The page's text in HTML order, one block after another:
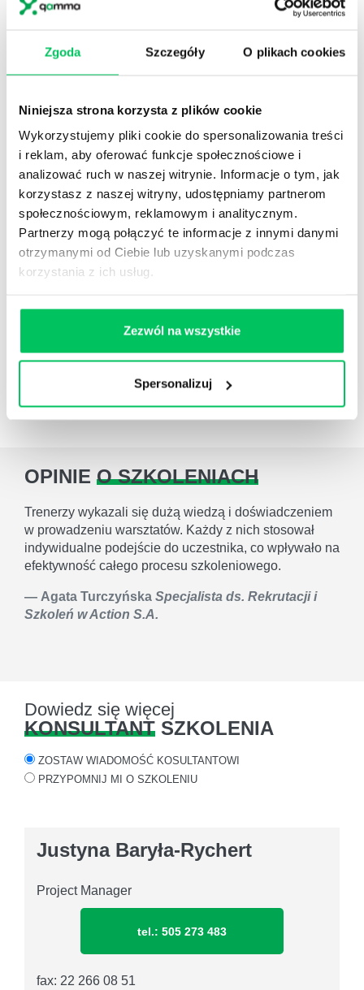
Zgoda Szczegóły O plikach cookies
Niniejsza strona korzysta z plików cookie
Wykorzystujemy pliki cookie do spersonalizowania treści
i reklam, aby oferować funkcje społecznościowe i
analizować ruch w naszej witrynie. Informacje o tym, jak
korzystasz z naszej witryny, udostępniamy partnerom
społecznościowym, reklamowym i analitycznym.
Partnerzy mogą połączyć te informacje z innymi danymi
otrzymanymi od Ciebie lub uzyskanymi podczas
korzystania z ich usług.
Zezwól na wszystkie
Spersonalizuj
dyrektorów,
16%.
3 Pracujemy na poziomiekompetencji(wiem co
i jak mam zrobić),motywacji(wierzę, że
warto),postawy(zamierzam to zrobić) ,
wdrożenia(follow up)
4
Zgodnie z badaniami przeprowadzonymi przez
amerykańskie centrum Center for American
Progress, koszt zastąpienia pracowników
wynosiokoło 16%
zwiększa się do 100%.
Szkolenie związane z:
RODO
Ochrona danych osobowych
Ochrona danych osobowych ustawa
OPINIE O SZKOLENIACH
Trenerzy wykazali się dużą wiedzą i doświadczeniem
w prowadzeniu warsztatów. Każdy z nich stosował
indywidualne podejście do uczestnika, co wpływało na
efektywność całego procesu szkoleniowego.
Agata Turczyńska Specjalista ds. Rekrutacji i
Szkoleń w Action S.A.
Dowiedz się więcej
KONSULTANT SZKOLENIA
ZOSTAW WIADOMOŚĆ KOSULTANTOWI
PRZYPOMNIJ MI O SZKOLENIU
Justyna Baryła-Rychert
Project Manager
tel.: 505 273 483
fax: 22 266 08 51